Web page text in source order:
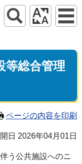
等総合管理
ページの内容を印刷
日 2026年04月01日
う公共施設へのニ